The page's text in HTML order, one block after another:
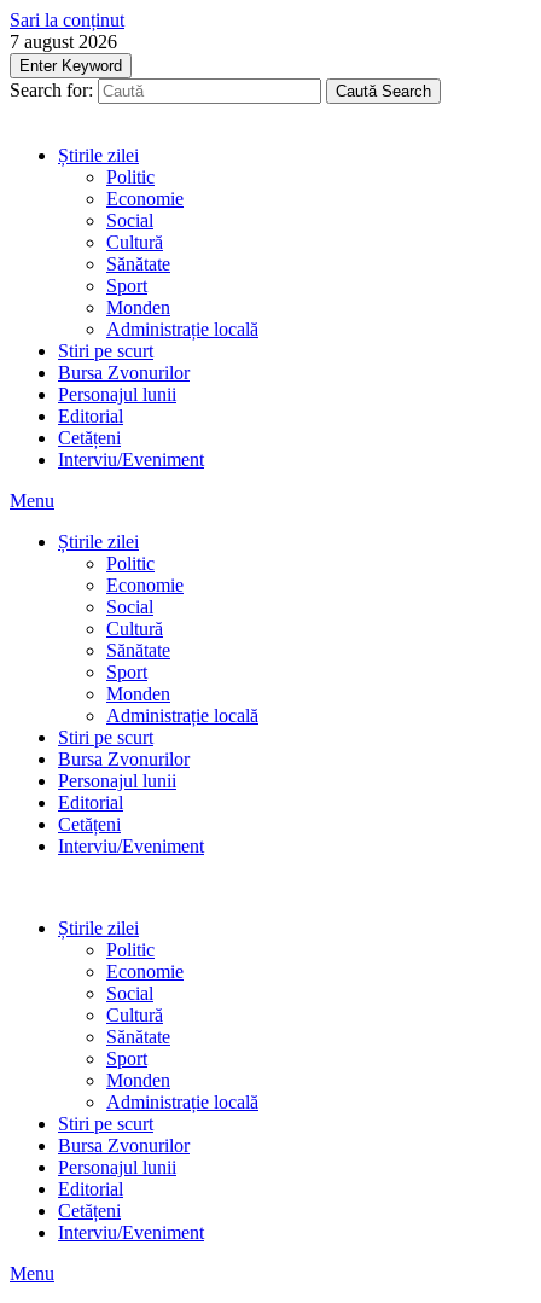
Sari la conținut
7 august 2026
Enter Keyword
Search for: Caută Search
Știrile zilei
Politic
Economie
Social
Cultură
Sănătate
Sport
Monden
Administrație locală
Stiri pe scurt
Bursa Zvonurilor
Personajul lunii
Editorial
Cetățeni
Interviu/Eveniment
Menu
Știrile zilei
Politic
Economie
Social
Cultură
Sănătate
Sport
Monden
Administrație locală
Stiri pe scurt
Bursa Zvonurilor
Personajul lunii
Editorial
Cetățeni
Interviu/Eveniment
Știrile zilei
Politic
Economie
Social
Cultură
Sănătate
Sport
Monden
Administrație locală
Stiri pe scurt
Bursa Zvonurilor
Personajul lunii
Editorial
Cetățeni
Interviu/Eveniment
Menu